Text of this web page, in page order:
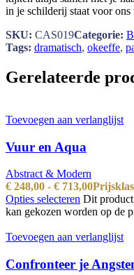
in je schilderij staat voor ons
SKU: CAS019Categorie:
Tags: dramatisch, okeeffe,
Gerelateerde
Toevoegen aan verlanglijst
Vuur en Aqua
Abstract & Modern
€ 248,00 - € 713,00
Opties selecteren Dit product
kan gekozen worden op de
Toevoegen aan verlanglijst
Confronteer je